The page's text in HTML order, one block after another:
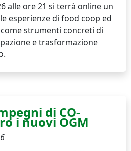
alle ore 21 si terrà online un
esperienze di food coop ed
strumenti concreti di
e trasformazione
di CO-
i nuovi OGM